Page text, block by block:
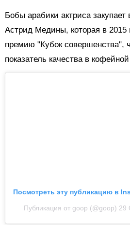
Бобы арабики актриса
Астрид Медины, которая в 2015
премию "Кубок совершенства",
показатель качества в
Посмотреть эту публикацию в
Публикация от goop (@goop) 29